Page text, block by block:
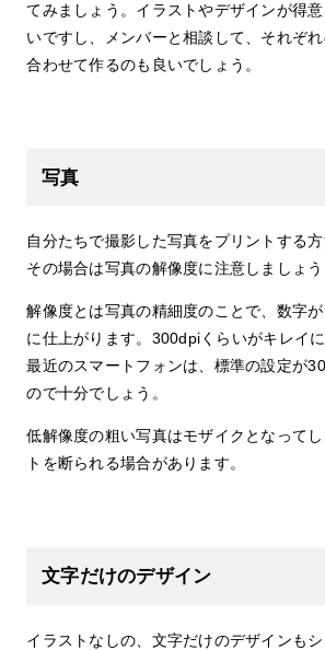
てみましょう。イラストやデザインが得
いですし、メンバーと相談して、それぞ
合わせて作るのも良いでしょう。
写真
自分たちで撮影した写真をプリントする方
その場合は写真の解像度に注意しましょう
解像度とは写真の精細度のことで、数字
に仕上がります。300dpiくらいがキレイに
最近のスマートフォンは、標準の設定が
ので十分でしょう。
低解像度の粗い写真はモザイクとなって
トを断られる場合があります。
文字だけのデザイン
イラストなしの、文字だけのデザインも